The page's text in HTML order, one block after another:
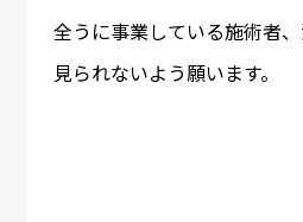
全うに事業している施術者
見られないよう願います。